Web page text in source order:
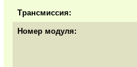
Трансмиссия:
Номер модуля: